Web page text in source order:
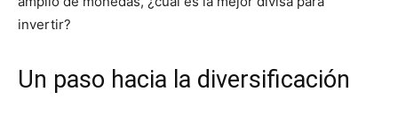
invertir?
Un paso hacia la diversificación